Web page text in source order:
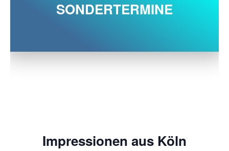
SONDERTERMINE
Impressionen aus Köln